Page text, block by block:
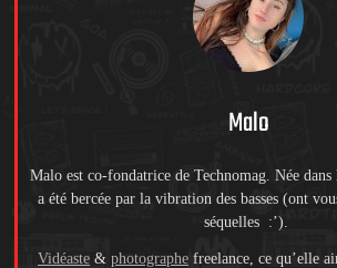
Malo
Malo est co-fondatrice de Technomag. Née
a été bercée par la vibration des basses (ont
séquelles :’).
Vidéaste & photographe freelance, ce qu’elle